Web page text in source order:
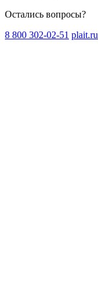
Остались вопросы?
8 800 302-02-51 plait.ru